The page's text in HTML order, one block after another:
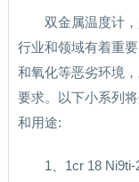
双金属温度计
行业和领域有着重
和氧化等恶劣环境
要求。以下小系列
和用途:
1、1cr 18